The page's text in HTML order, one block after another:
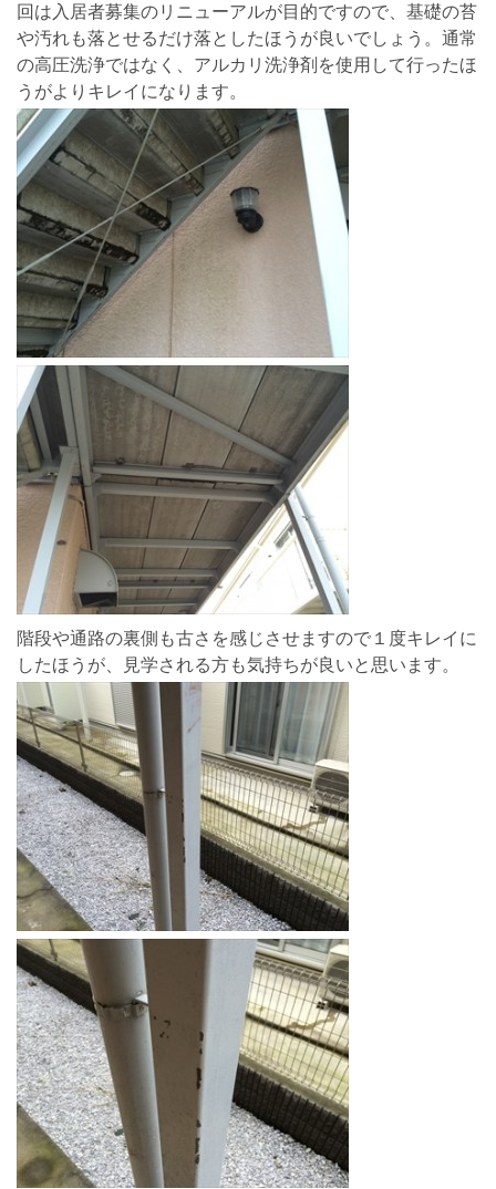
回は入居者募集のリニューアルが目的ですので、基礎の苔
や汚れも落とせるだけ落としたほうが良いでしょう。通常
の高圧洗浄ではなく、アルカリ洗浄剤を使用して行ったほ
うがよりキレイになります。
階段や通路の裏側も古さを感じさせますので１度キレイに
したほうが、見学される方も気持ちが良いと思います。